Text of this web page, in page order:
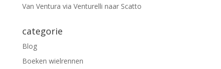
Van Ventura via Venturelli naar Scatto
categorie
Blog
Boeken wielrennen